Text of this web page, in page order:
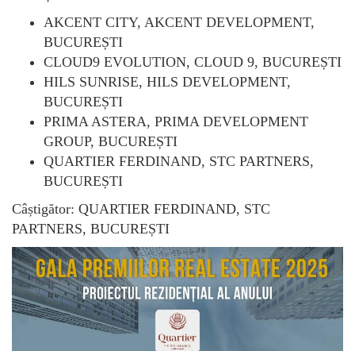
AKCENT CITY, AKCENT DEVELOPMENT,
BUCUREȘTI
CLOUD9 EVOLUTION, CLOUD 9, BUCUREȘTI
HILS SUNRISE, HILS DEVELOPMENT,
BUCUREȘTI
PRIMA ASTERA, PRIMA DEVELOPMENT
GROUP, BUCUREȘTI
QUARTIER FERDINAND, STC PARTNERS,
BUCUREȘTI
Câștigător: QUARTIER FERDINAND, STC
PARTNERS, BUCUREȘTI